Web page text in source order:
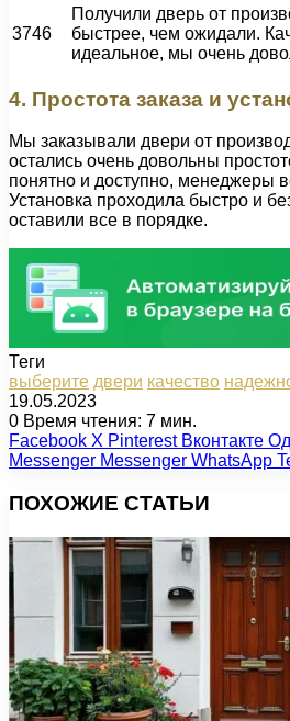
3746
Получили дверь от
быстрее, чем ожидали.
идеальное, мы очень
4. Простота заказа и
Мы заказывали двери от
остались очень довольны
понятно и доступно, менеджеры
Установка проходила быстро и
оставили все в порядке.
Теги
выберите двери качество
19.05.2023
0 Время чтения: 7 мин.
Facebook X Pinterest Вконтакте
Messenger Messenger WhatsApp
ПОХОЖИЕ СТАТЬИ